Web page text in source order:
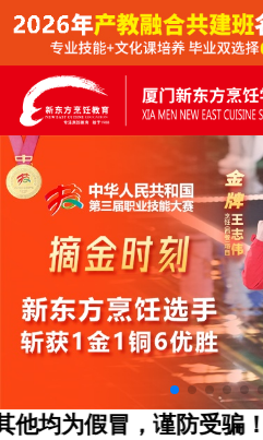
为假冒，谨防受骗！